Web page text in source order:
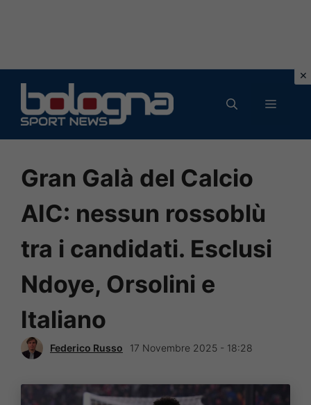
contenuto
MENU
Gran Galà del Calcio
AIC: nessun rossoblù
tra i candidati. Esclusi
Ndoye, Orsolini e
Italiano
Federico Russo 17 Novembre 2025 - 18:28